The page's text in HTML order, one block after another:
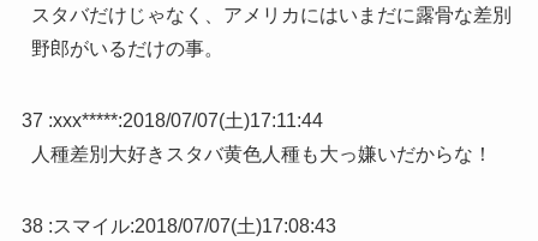
スタバだけじゃなく、アメリカにはいまだに露骨な差別
野郎がいるだけの事。
37 :xxx*****:2018/07/07(土)17:11:44
人種差別大好きスタバ黄色人種も大っ嫌いだからな！
38 :スマイル:2018/07/07(土)17:08:43